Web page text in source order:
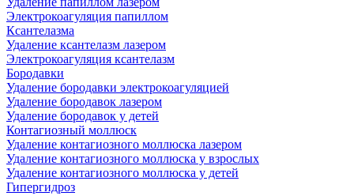
Электрокоагуляция папиллом
Ксантелазма
Удаление ксантелазм лазером
Электрокоагуляция ксантелазм
Бородавки
Удаление бородавки электрокоагуляцией
Удаление бородавок лазером
Удаление бородавок у детей
Контагиозный моллюск
Удаление контагиозного моллюска лазером
Удаление контагиозного моллюска у взрослых
Удаление контагиозного моллюска у детей
Гипергидроз